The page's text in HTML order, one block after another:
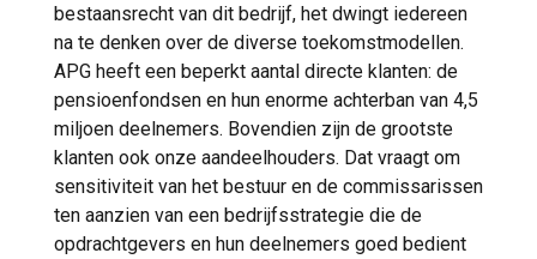
bestaansrecht van dit bedrijf, het dwingt iedereen
na te denken over de diverse toekomstmodellen.
APG heeft een beperkt aantal directe klanten: de
pensioenfondsen en hun enorme achterban van 4,5
miljoen deelnemers. Bovendien zijn de grootste
klanten ook onze aandeelhouders. Dat vraagt om
sensitiviteit van het bestuur en de commissarissen
ten aanzien van een bedrijfsstrategie die de
opdrachtgevers en hun deelnemers goed bedient